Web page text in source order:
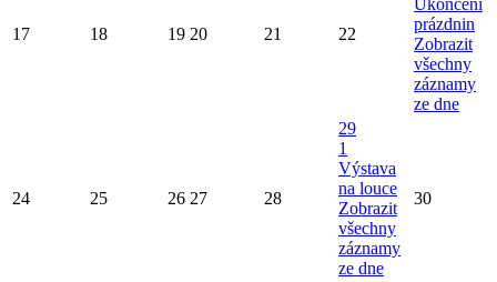
17 18 19 20 21 22
Ukončení
prázdnin
Zobrazit
všechny
záznamy
ze dne
24 25 26 27 28
29
1
Výstava
na louce
Zobrazit
všechny
záznamy
ze dne
30